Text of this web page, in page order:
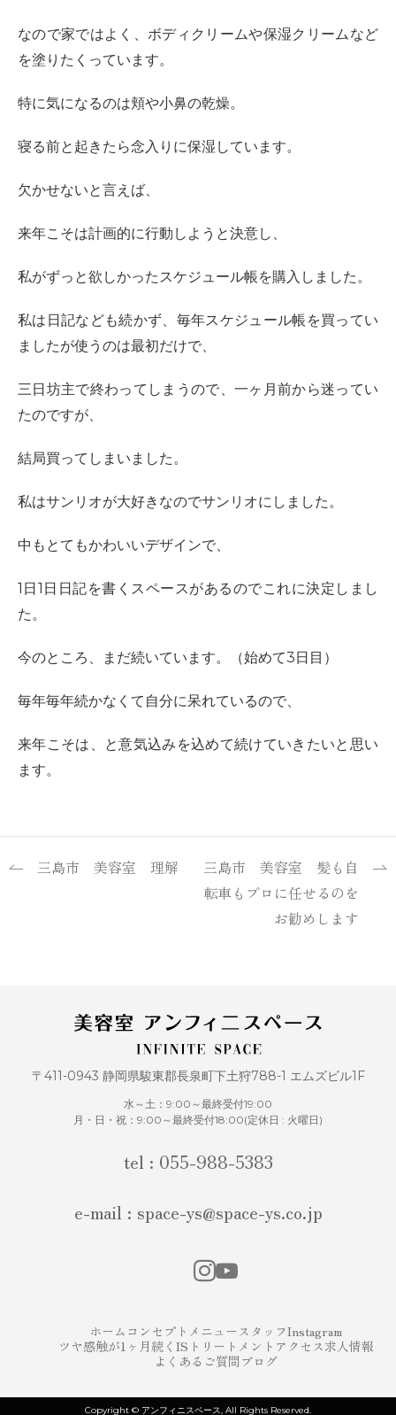
なので家ではよく、ボディクリームや保湿クリームなど
を塗りたくっています。
特に気になるのは頬や小鼻の乾燥。
寝る前と起きたら念入りに保湿しています。
欠かせないと言えば、
来年こそは計画的に行動しようと決意し、
私がずっと欲しかったスケジュール帳を購入しました。
私は日記なども続かず、毎年スケジュール帳を買ってい
ましたが使うのは最初だけで、
三日坊主で終わってしまうので、一ヶ月前から迷ってい
たのですが、
結局買ってしまいました。
私はサンリオが大好きなのでサンリオにしました。
中もとてもかわいいデザインで、
1日1日日記を書くスペースがあるのでこれに決定しまし
た。
今のところ、まだ続いています。（始めて3日目）
毎年毎年続かなくて自分に呆れているので、
来年こそは、と意気込みを込めて続けていきたいと思い
ます。
三島市 美容室 理解
三島市 美容室 髪も自
転車もプロに任せるのを
お勧めします
〒411-0943 静岡県駿東郡長泉町下土狩788-1 エムズビル1F
水～土：9:00～最終受付19:00
月・日・祝：9:00～最終受付18:00(定休日 : 火曜日)
tel : 055-988-5383
e-mail : space-ys@space-ys.co.jp
ホーム コンセプト メニュー スタッフInstagram
ツヤ感触が1ヶ月続くISトリートメント アクセス求人情報
よくあるご質問 ブログ
Copyright © アンフィニスペース, All Rights Reserved.